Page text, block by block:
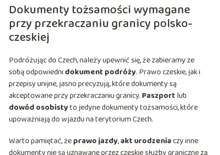
Dokumenty tożsamości wymagane
przy przekraczaniu granicy polsko-
czeskiej
Podróżując do Czech, należy upewnić się, że zabieramy ze
sobą odpowiedni dokument podróży. Prawo czeskie, jak i
przepisy unijne, jasno precyzują, które dokumenty są
akceptowane przy przekraczaniu granicy. Paszport lub
dowód osobistyto jedyne dokumenty tożsamości, które
upoważniają do wjazdu na terytorium Czech.
Warto pamiętać, żeprawo jazdy,akt urodzeniaczy inne